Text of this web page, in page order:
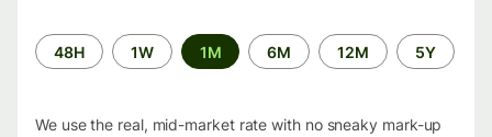
Time
period
48H 1W 1M 6M 12M 5Y
We use the real, mid-market rate with no sneaky mark-up